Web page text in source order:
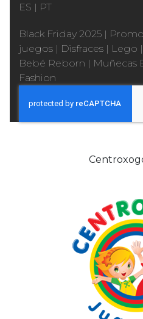
ES | PT
Black Friday 2025 |
juegos | Disfraces | Lego |
Bebé Reborn | Muñecas
Fashion